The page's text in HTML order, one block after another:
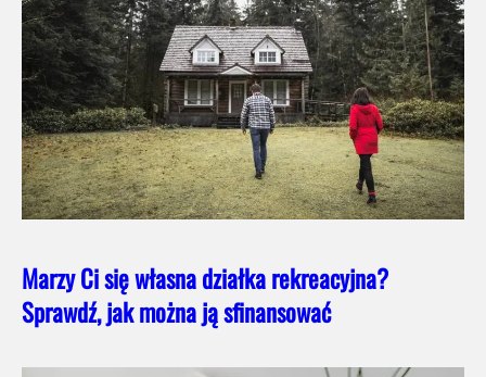
Marzy Ci się własna działka rekreacyjna?
Sprawdź, jak można ją sfinansować